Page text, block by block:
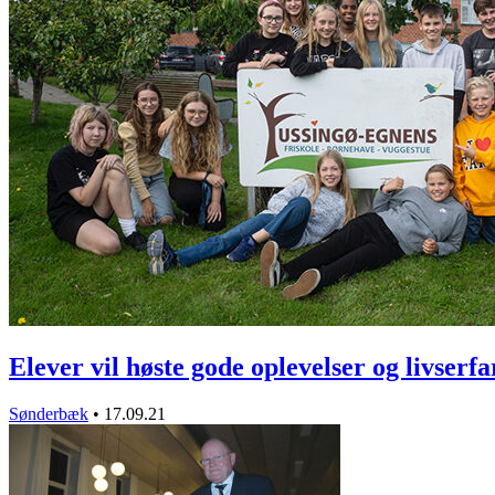
Elever vil høste gode oplevelser og
Sønderbæk • 17.09.21